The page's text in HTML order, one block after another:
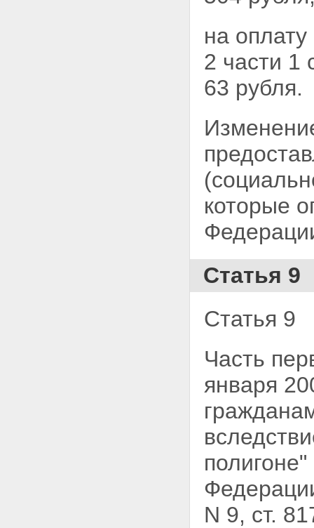
на
2 части 1
63 рубля.
которые
Статья 9
Статья 9
Часть
января
N 9, ст.